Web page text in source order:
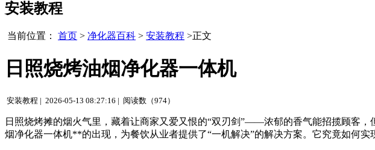
安装教程
当前位置： 首页 > 净化器百科 > 安装教程 >正文
日照烧烤油烟净化器一体机
安装教程 | 2026-05-13 08:27:16 | 阅读数（974）
日照烧烤摊的烟火气里，藏着让商家又爱又恨的“双刃剑”——浓郁的香气能招揽顾客
烟净化器一体机**的出现，为餐饮从业者提供了“一机解决”的解决方案。它究竟如何实